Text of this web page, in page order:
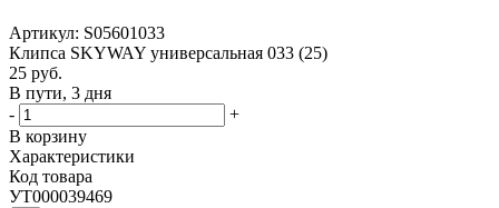
Артикул: S05601033
Клипса SKYWAY универсальная 033 (25)
25 руб.
В пути, 3 дня
-
+
В корзину
Характеристики
Код товара
УТ000039469